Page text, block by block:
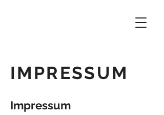
IMPRESSUM
Impressum